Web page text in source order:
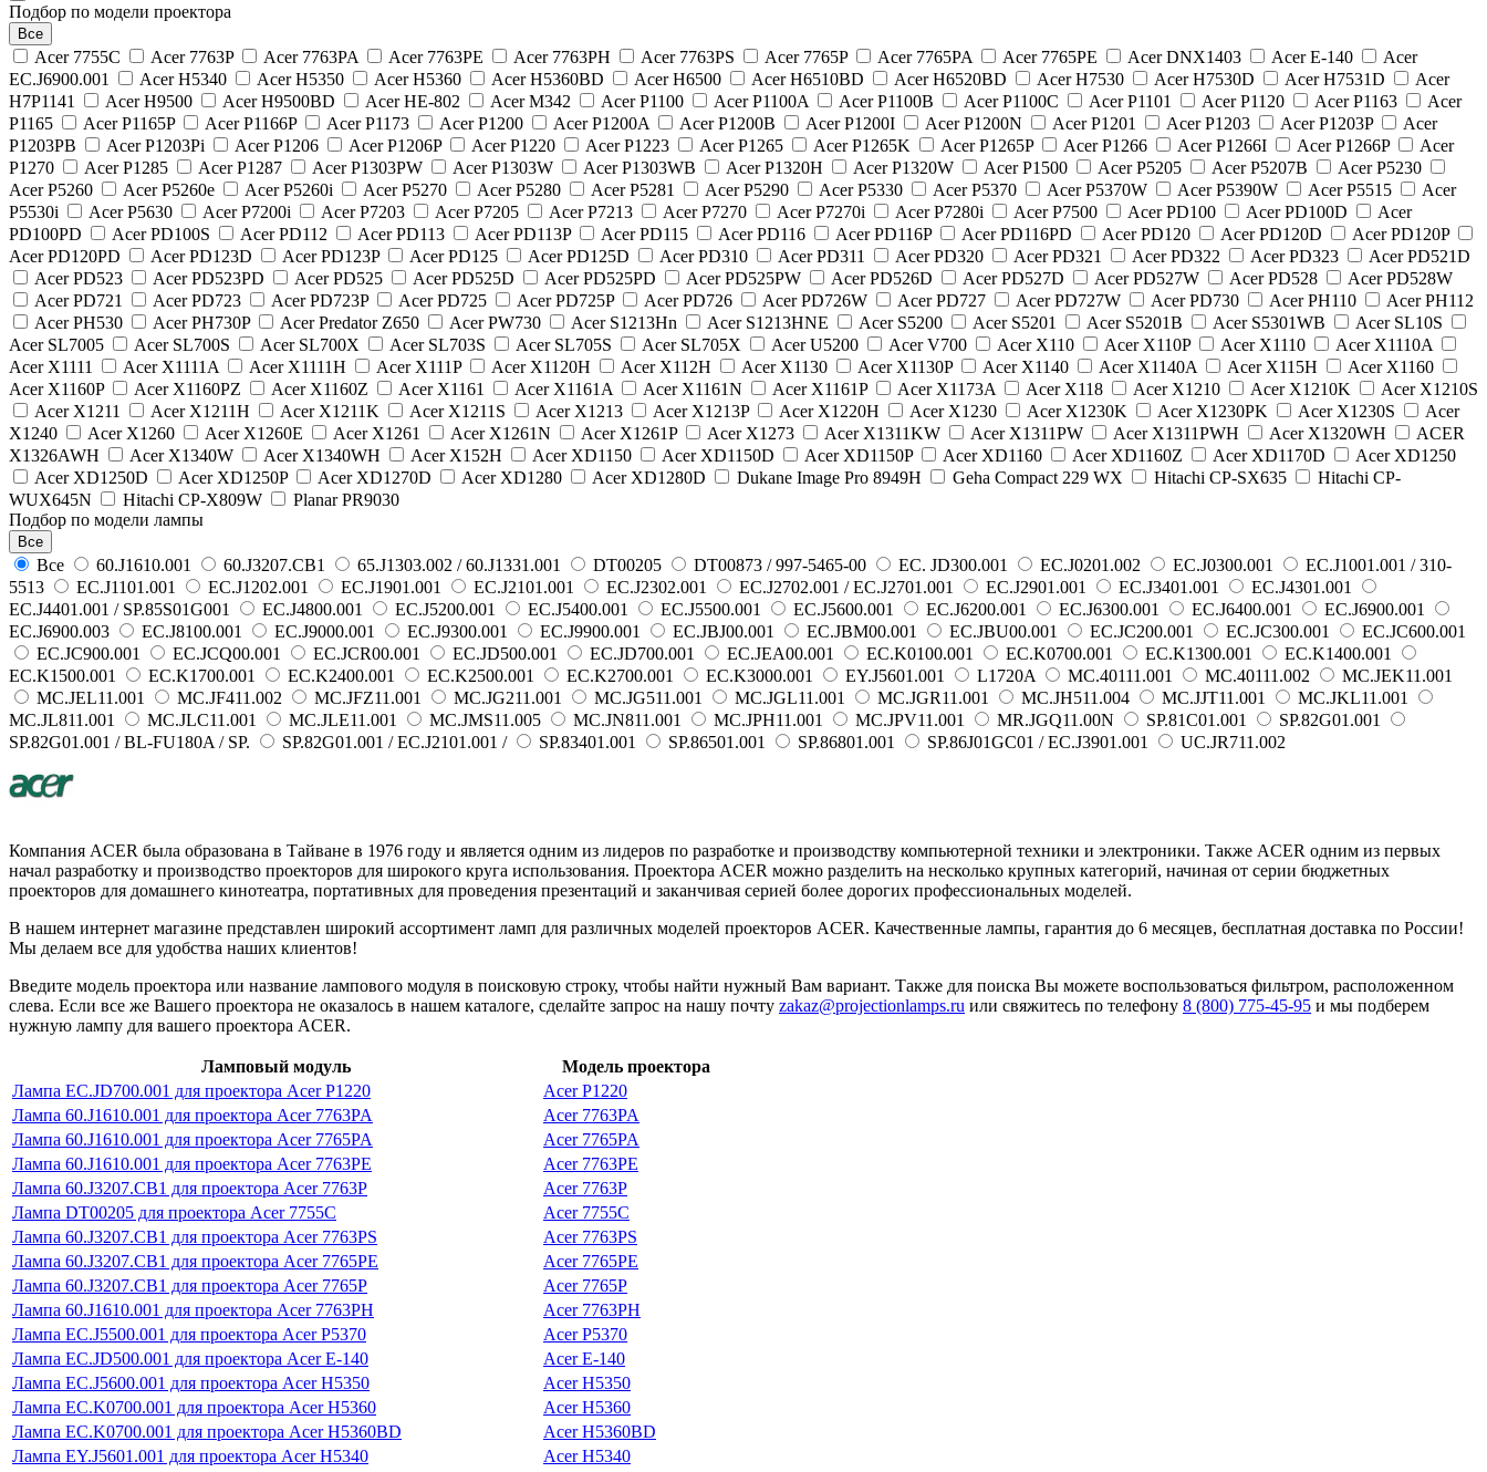
Подбор по модели проектора
Все
Acer 7755C Acer 7763P Acer 7763PA Acer 7763PE Acer 7763PH Acer 7763PS Acer 7765P Acer 7765PA Acer 7765PE Acer DNX1403 Acer E-140
Acer
EC.J6900.001
Acer H5340 Acer H5350 Acer H5360 Acer H5360BD Acer H6500 Acer H6510BD Acer H6520BD Acer H7530 Acer H7530D Acer H7531D
Acer
H7P1141
Acer H9500 Acer H9500BD Acer HE-802 Acer M342 Acer P1100 Acer P1100A Acer P1100B Acer P1100C Acer P1101 Acer P1120 Acer P1163
Acer
P1165
Acer P1165P Acer P1166P Acer P1173 Acer P1200 Acer P1200A Acer P1200B Acer P1200I Acer P1200N Acer P1201 Acer P1203 Acer P1203P
Acer
P1203PB
Acer P1203Pi Acer P1206 Acer P1206P Acer P1220 Acer P1223 Acer P1265 Acer P1265K Acer P1265P Acer P1266 Acer P1266I Acer P1266P
Acer
P1270
Acer P1285 Acer P1287 Acer P1303PW Acer P1303W Acer P1303WB Acer P1320H Acer P1320W Acer P1500 Acer P5205 Acer P5207B
Acer P5230
Acer P5260
Acer P5260e Acer P5260i Acer P5270 Acer P5280 Acer P5281 Acer P5290 Acer P5330 Acer P5370 Acer P5370W Acer P5390W Acer P5515
Acer
P5530i
Acer P5630 Acer P7200i Acer P7203 Acer P7205 Acer P7213 Acer P7270 Acer P7270i Acer P7280i Acer P7500 Acer PD100 Acer PD100D
Acer
PD100PD
Acer PD100S Acer PD112 Acer PD113 Acer PD113P Acer PD115 Acer PD116 Acer PD116P Acer PD116PD Acer PD120 Acer PD120D
Acer PD120P
Acer PD120PD
Acer PD123D Acer PD123P Acer PD125 Acer PD125D Acer PD310 Acer PD311 Acer PD320 Acer PD321 Acer PD322 Acer PD323
Acer PD521D
Acer PD523
Acer PD523PD Acer PD525 Acer PD525D Acer PD525PD Acer PD525PW Acer PD526D Acer PD527D Acer PD527W Acer PD528
Acer PD528W
Acer PD721
Acer PD723 Acer PD723P Acer PD725 Acer PD725P Acer PD726 Acer PD726W Acer PD727 Acer PD727W Acer PD730 Acer PH110
Acer PH112
Acer PH530
Acer PH730P Acer Predator Z650 Acer PW730 Acer S1213Hn Acer S1213HNE Acer S5200 Acer S5201 Acer S5201B Acer S5301WB
Acer SL10S
Acer SL7005
Acer SL700S Acer SL700X Acer SL703S Acer SL705S Acer SL705X Acer U5200 Acer V700 Acer X110 Acer X110P Acer X1110
Acer X1110A
Acer X1111
Acer X1111A Acer X1111H Acer X111P Acer X1120H Acer X112H Acer X1130 Acer X1130P Acer X1140 Acer X1140A Acer X115H
Acer X1160
Acer X1160P
Acer X1160PZ Acer X1160Z Acer X1161 Acer X1161A Acer X1161N Acer X1161P Acer X1173A Acer X118 Acer X1210 Acer X1210K
Acer X1210S
Acer X1211
Acer X1211H Acer X1211K Acer X1211S Acer X1213 Acer X1213P Acer X1220H Acer X1230 Acer X1230K Acer X1230PK Acer X1230S
Acer
X1240
Acer X1260 Acer X1260E Acer X1261 Acer X1261N Acer X1261P Acer X1273 Acer X1311KW Acer X1311PW Acer X1311PWH Acer X1320WH
ACER
X1326AWH
Acer X1340W Acer X1340WH Acer X152H Acer XD1150 Acer XD1150D Acer XD1150P Acer XD1160 Acer XD1160Z Acer XD1170D
Acer XD1250
Acer XD1250D
Acer XD1250P Acer XD1270D Acer XD1280 Acer XD1280D Dukane Image Pro 8949H Geha Compact 229 WX Hitachi CP-SX635
Hitachi CP-
WUX645N
Hitachi CP-X809W
Planar PR9030
Подбор по модели лампы
Все
Все 60.J1610.001 60.J3207.CB1 65.J1303.002 / 60.J1331.001 DT00205 DT00873 / 997-5465-00 EC. JD300.001 EC.J0201.002 EC.J0300.001
EC.J1001.001 / 310-
5513
EC.J1101.001 EC.J1202.001 EC.J1901.001 EC.J2101.001 EC.J2302.001 EC.J2702.001 / EC.J2701.001 EC.J2901.001 EC.J3401.001
EC.J4301.001
EC.J4401.001 / SP.85S01G001
EC.J4800.001 EC.J5200.001 EC.J5400.001 EC.J5500.001 EC.J5600.001 EC.J6200.001 EC.J6300.001 EC.J6400.001
EC.J6900.001
EC.J6900.003
EC.J8100.001 EC.J9000.001 EC.J9300.001 EC.J9900.001 EC.JBJ00.001 EC.JBM00.001 EC.JBU00.001 EC.JC200.001 EC.JC300.001
EC.JC600.001
EC.JC900.001
EC.JCQ00.001 EC.JCR00.001 EC.JD500.001 EC.JD700.001 EC.JEA00.001 EC.K0100.001 EC.K0700.001 EC.K1300.001
EC.K1400.001
EC.K1500.001
EC.K1700.001 EC.K2400.001 EC.K2500.001 EC.K2700.001 EC.K3000.001 EY.J5601.001 L1720A MC.40111.001 MC.40111.002
MC.JEK11.001
MC.JEL11.001
MC.JF411.002 MC.JFZ11.001 MC.JG211.001 MC.JG511.001 MC.JGL11.001 MC.JGR11.001 MC.JH511.004 MC.JJT11.001
MC.JKL11.001
MC.JL811.001
MC.JLC11.001 MC.JLE11.001 MC.JMS11.005 MC.JN811.001 MC.JPH11.001 MC.JPV11.001 MR.JGQ11.00N SP.81C01.001
SP.82G01.001
SP.82G01.001 / BL-FU180A / SP.
SP.82G01.001 / EC.J2101.001 / SP.83401.001 SP.86501.001 SP.86801.001 SP.86J01GC01 / EC.J3901.001 UC.JR711.002
Компания ACER была образована в Тайване в 1976 году и является одним из лидеров по разработке и производству компьютерной техники и электроники. Также ACER одним из первых
начал разработку и производство проекторов для широкого круга использования. Проектора ACER можно разделить на несколько крупных категорий, начиная от серии бюджетных
проекторов для домашнего кинотеатра, портативных для проведения презентаций и заканчивая серией более дорогих профессиональных моделей.
В нашем интернет магазине представлен широкий ассортимент ламп для различных моделей проекторов ACER. Качественные лампы, гарантия до 6 месяцев, бесплатная доставка по России!
Мы делаем все для удобства наших клиентов!
Введите модель проектора или название лампового модуля в поисковую строку, чтобы найти нужный Вам вариант. Также для поиска Вы можете воспользоваться фильтром, расположенном
слева. Если все же Вашего проектора не оказалось в нашем каталоге, сделайте запрос на нашу почту zakaz@projectionlamps.ru или свяжитесь по телефону 8 (800) 775-45-95 и мы подберем
нужную лампу для вашего проектора ACER.
Ламповый модуль
Модель проектора
Лампа EC.JD700.001 для проектора Acer P1220
Acer P1220
Лампа 60.J1610.001 для проектора Acer 7763PA
Acer 7763PA
Лампа 60.J1610.001 для проектора Acer 7765PA
Acer 7765PA
Лампа 60.J1610.001 для проектора Acer 7763PE
Acer 7763PE
Лампа 60.J3207.CB1 для проектора Acer 7763P
Acer 7763P
Лампа DT00205 для проектора Acer 7755C
Acer 7755C
Лампа 60.J3207.CB1 для проектора Acer 7763PS
Acer 7763PS
Лампа 60.J3207.CB1 для проектора Acer 7765PE
Acer 7765PE
Лампа 60.J3207.CB1 для проектора Acer 7765P
Acer 7765P
Лампа 60.J1610.001 для проектора Acer 7763PH
Acer 7763PH
Лампа EC.J5500.001 для проектора Acer P5370
Acer P5370
Лампа EC.JD500.001 для проектора Acer E-140
Acer E-140
Лампа EC.J5600.001 для проектора Acer H5350
Acer H5350
Лампа EC.K0700.001 для проектора Acer H5360
Acer H5360
Лампа EC.K0700.001 для проектора Acer H5360BD
Acer H5360BD
Лампа EY.J5601.001 для проектора Acer H5340
Acer H5340